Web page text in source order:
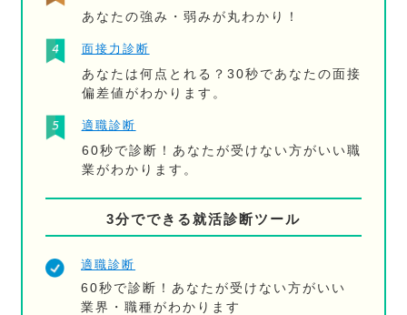
あなたの強み・弱みが丸わかり！
面接力診断
あなたは何点とれる？30秒であなたの面接
偏差値がわかります。
適職診断
60秒で診断！あなたが受けない方がいい職
業がわかります。
3分でできる就活診断ツール
適職診断
60秒で診断！あなたが受けない方がいい
業界・職種がわかります